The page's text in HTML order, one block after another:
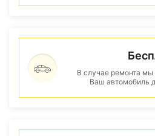
В случае ремонта мы
Ваш автомобиль